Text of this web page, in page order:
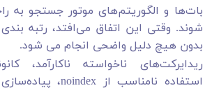
بات‌ها و الگوریتم‌های موتور جستجو به
شوند. وقتی این اتفاق می‌افتد، رتبه
بدون هیچ دلیل واضحی انجام می شود.
ریدایرکت‌های ناخواسته ناکارآمد،